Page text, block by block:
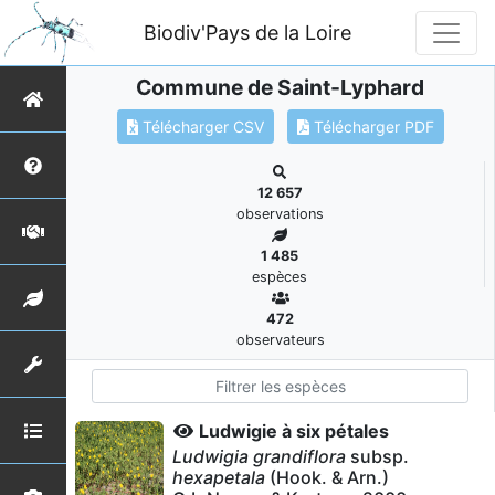
Biodiv'Pays de la Loire
Commune de Saint-Lyphard
Télécharger CSV Télécharger PDF
12 657
observations
1 485
espèces
472
observateurs
Ludwigie à six pétales
Ludwigia grandiflora subsp.
hexapetala (Hook. & Arn.)